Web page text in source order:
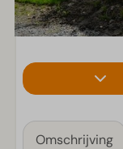
Omschrijving